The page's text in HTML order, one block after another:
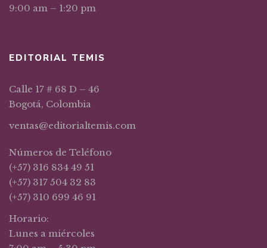
9:00 am – 1:20 pm
EDITORIAL TEMIS
Calle 17 # 68 D – 46
Bogotá, Colombia
ventas@editorialtemis.com
Números de Teléfono
(+57) 316 834 49 51
(+57) 317 504 32 83
(+57) 310 699 46 91
Horario:
Lunes a miércoles